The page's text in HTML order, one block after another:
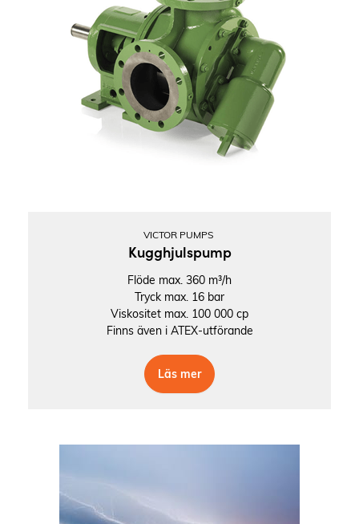
VICTOR PUMPS
Kugghjulspump
Flöde max. 360 m³/h
Tryck max. 16 bar
Viskositet max. 100 000 cp
Finns även i ATEX-utförande
Läs mer